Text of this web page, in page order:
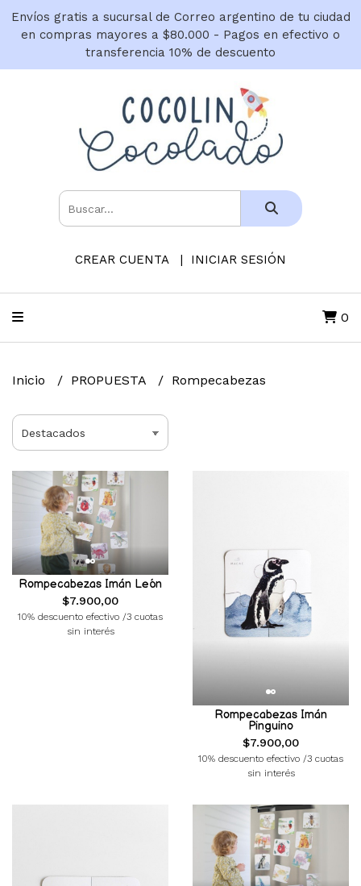
Envíos gratis a sucursal de Correo argentino de tu ciudad
en compras mayores a $80.000 - Pagos en efectivo o
transferencia 10% de descuento
CREAR CUENTA INICIAR SESIÓN
0
Inicio PROPUESTA Rompecabezas
Rompecabezas Imán León
$7.900,00
10% descuento efectivo /3 cuotas
sin interés
Rompecabezas Imán
Pinguino
$7.900,00
10% descuento efectivo /3 cuotas
sin interés